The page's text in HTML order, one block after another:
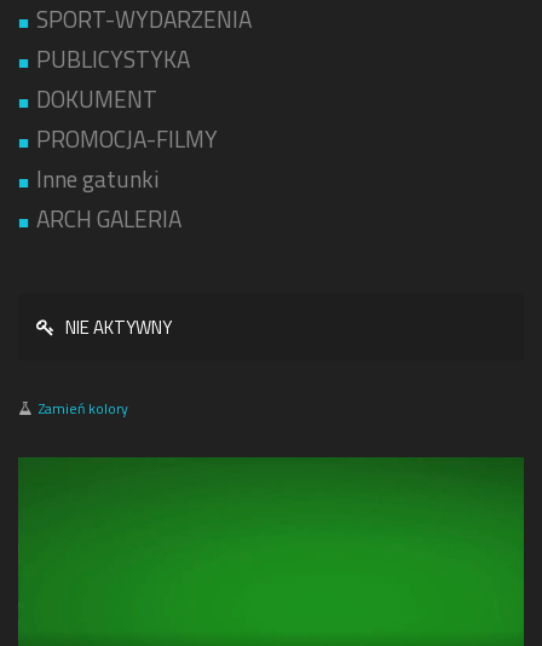
SPORT-WYDARZENIA
PUBLICYSTYKA
DOKUMENT
PROMOCJA-FILMY
Inne gatunki
ARCH GALERIA
NIE AKTYWNY
Zamień kolory